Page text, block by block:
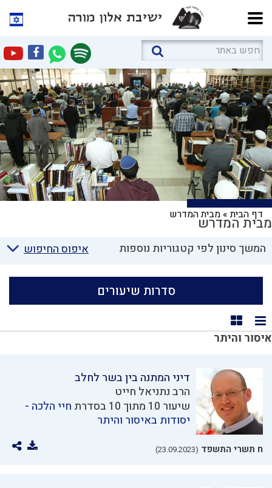
דף הבית» מבית המדרשמבית המדרש
איפוס החיפוש המשך סינון לפי קטגוריות נוספות
סדרות שיעורים
תצוגת רשימה
תצוגת קוביות
איסור והיתר
דיני המתנה בין בשר לחלב
הרב נתניאל חייט
שיעור 10 מתוך 10 בסדרת
חיי הלכה -
יסודות באיסור והיתר
ח תשרי התשפד (23.09.2023)